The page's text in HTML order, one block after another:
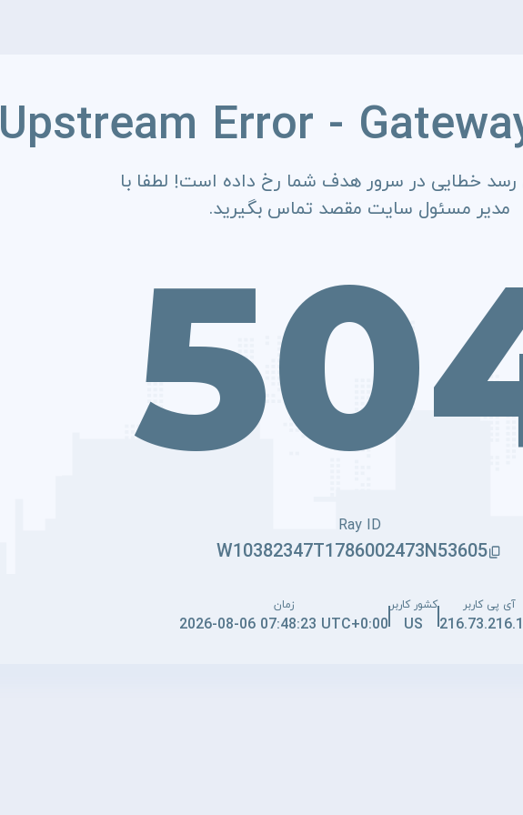
Upstream Error -
رسد خطایی در سرور هدف شما رخ داده است! لطفا با
مدیر مسئول سایت مقصد تماس بگیرید.
Ray ID
W10382347T1786002473N53605
آی پی کاربر کشور کاربر
US
زمان
2026-08-06 07:48:23 UTC+0:00